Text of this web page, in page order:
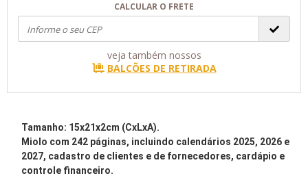
CALCULAR O FRETE
veja também nossos
BALCÕES DE RETIRADA
Tamanho: 15x21x2cm (CxLxA).
Miolo com 242 páginas, incluindo calendários 2025, 2026 e
2027, cadastro de clientes e de fornecedores, cardápio e
controle financeiro.